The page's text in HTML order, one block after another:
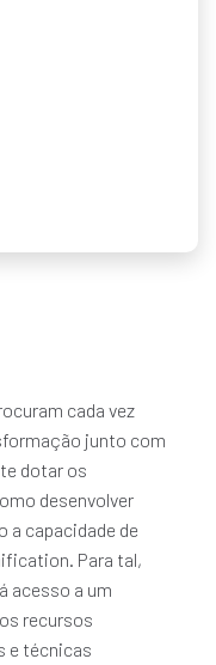
cada vez
junto com
dotar os
desenvolver
a capacidade de
Para tal,
acesso a um
recursos
e técnicas